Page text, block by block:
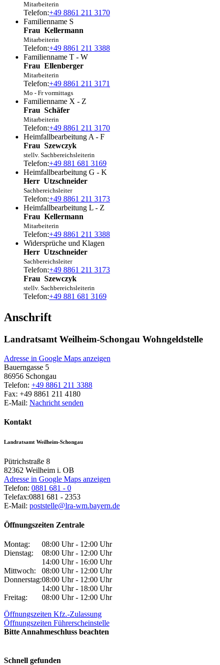
Mitarbeiterin
Telefon:+49 8861 211 3170
Familienname S
Frau Kellermann
Mitarbeiterin
Telefon:+49 8861 211 3388
Familienname T - W
Frau Ellenberger
Mitarbeiterin
Telefon:+49 8861 211 3171
Mo - Fr vormittags
Familienname X - Z
Frau Schäfer
Mitarbeiterin
Telefon:+49 8861 211 3170
Heimfallbearbeitung A - F
Frau Szewczyk
stellv. Sachbereichsleiterin
Telefon:+49 881 681 3169
Heimfallbearbeitung G - K
Herr Utzschneider
Sachbereichsleiter
Telefon:+49 8861 211 3173
Heimfallbearbeitung L - Z
Frau Kellermann
Mitarbeiterin
Telefon:+49 8861 211 3388
Widersprüche und Klagen
Herr Utzschneider
Sachbereichsleiter
Telefon:+49 8861 211 3173
Frau Szewczyk
stellv. Sachbereichsleiterin
Telefon:+49 881 681 3169
Anschrift
Landratsamt Weilheim-Schongau Wohngeldstelle
Adresse in Google Maps anzeigen
Bauerngasse 5
86956 Schongau
Telefon: +49 8861 211 3388
Fax: +49 8861 211 4180
E-Mail: Nachricht senden
Kontakt
Landratsamt Weilheim-Schongau
Pütrichstraße 8
82362 Weilheim i. OB
Adresse in Google Maps anzeigen
Telefon: 0881 681 - 0
Telefax:0881 681 - 2353
E-Mail: poststelle@lra-wm.bayern.de
Öffnungszeiten Zentrale
Montag:
08:00 Uhr - 12:00 Uhr
Dienstag:
08:00 Uhr - 12:00 Uhr
14:00 Uhr - 16:00 Uhr
Mittwoch:
08:00 Uhr - 12:00 Uhr
Donnerstag:08:00 Uhr - 12:00 Uhr
14:00 Uhr - 18:00 Uhr
Freitag:
08:00 Uhr - 12:00 Uhr
Öffnungszeiten Kfz.-Zulassung
Öffnungszeiten Führerscheinstelle
Bitte Annahmeschluss beachten
Schnell gefunden